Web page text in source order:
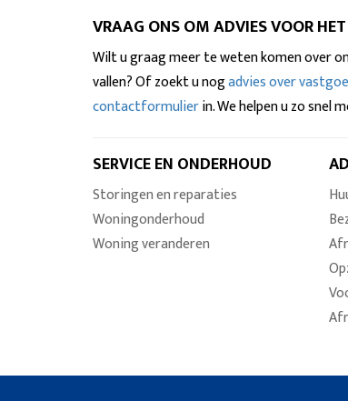
VRAAG ONS OM ADVIES VOOR
Wilt u graag meer te weten komen over
vallen? Of zoekt u nogadvies over
contactformulierin. We helpen u zo snel
SERVICE EN ONDERHOUD
Storingen en reparaties
Woningonderhoud
Woning veranderen